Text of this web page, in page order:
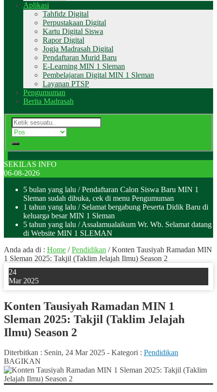
Aplikasi
Tahfidz Digital
Perpustakaan Digital
Kartu Digital Siswa
Rapor Digital
Jogja Madrasah Digital
Pendaftaran Murid Baru
E-Learning MIN 1 Sleman
Pembelajaran Digital MIN 1 Sleman
Layanan PTSP
Pengumuman
Berita Madrasah
SEKILAS INFO
06-08-2026
5 bulan yang lalu / Pendaftaran Calon Siswa Baru MIN 1
Sleman sudah dibuka, cek di menu Pengumuman
1 tahun yang lalu / Selamat bergabung Peserta Didik Baru di
keluarga besar MIN 1 Sleman
5 tahun yang lalu / Assalamualaikum Wr. Wb. Selamat datang
di Website MIN 1 SLEMAN
Anda ada di : Home /Pendidikan /Konten Tausiyah Ramadan MIN
1 Sleman 2025: Takjil (Taklim Jelajah Ilmu) Season 2
24
Mar 2025
Konten Tausiyah Ramadan MIN 1
Sleman 2025: Takjil (Taklim Jelajah
Ilmu) Season 2
Diterbitkan : Senin, 24 Mar 2025 - Kategori : Pendidikan
BAGIKAN